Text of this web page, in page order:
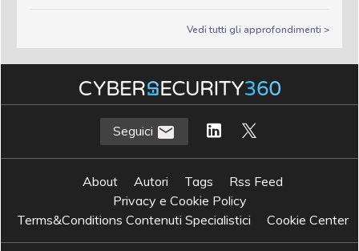
Vedi tutti gli approfondimenti >
Seguici
About Autori Tags
Rss Feed
Privacy e Cookie Policy
Terms&Conditions Contenuti Specialistici
Cookie Center